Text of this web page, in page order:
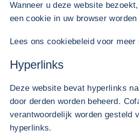
Wanneer u deze website
een cookie in uw browser
Lees ons cookiebeleid voor meer
Hyperlinks
Deze website bevat hyperlinks
door derden worden beheerd.
verantwoordelijk worden gesteld
hyperlinks.